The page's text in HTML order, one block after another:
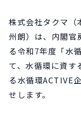
株式会社タクマ（
州朗）は、内閣官
る令和7年度「水
て、水循環に資す
る水循環ACTIVE
せします。